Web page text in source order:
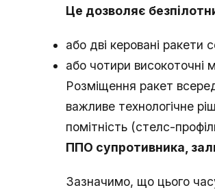
Це дозволяє
або дві керовані
або чотири високоточні
Розміщення ракет
важливе технологічне
помітність (стелс-
ППО супротивника,
Зазначимо, що цього